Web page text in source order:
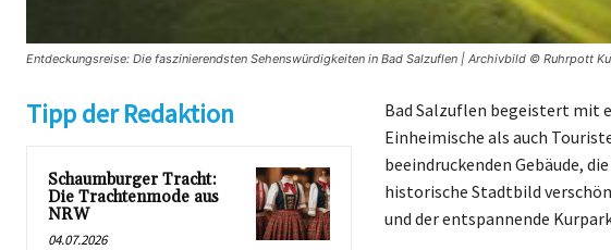
Entdeckungsreise: Die faszinierendsten Sehenswürdigkeiten in Bad Salzuflen | Archivbild © Ruhrpott
Tipp der Redaktion
Schaumburger Tracht:
Die Trachtenmode aus
NRW
04.07.2026
Bad Salzuflen begeistert mit
Einheimische als auch
beeindruckenden Gebäude,
historische Stadtbild
und der entspannende